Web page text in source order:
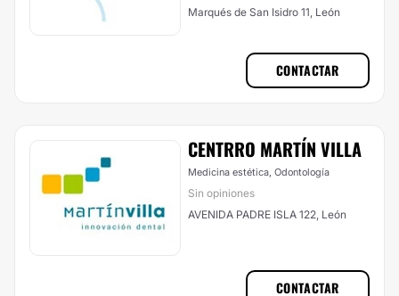
Marqués de San Isidro 11, León
CONTACTAR
CENTRRO MARTÍN VILLA
Medicina estética, Odontología
Sin opiniones
AVENIDA PADRE ISLA 122, León
CONTACTAR